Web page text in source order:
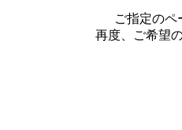
ご指定のペ
再度、ご希望